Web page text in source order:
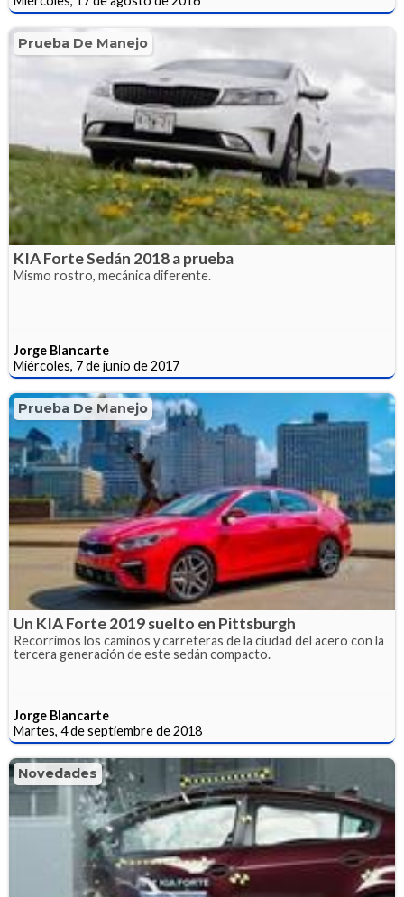
Prueba De Manejo
KIA Forte Sedán 2018 a prueba
Mismo rostro, mecánica diferente.
Jorge Blancarte
Miércoles, 7 de junio de 2017
Prueba De Manejo
Un KIA Forte 2019 suelto en Pittsburgh
Recorrimos los caminos y carreteras de la ciudad del acero con la
tercera generación de este sedán compacto.
Jorge Blancarte
Martes, 4 de septiembre de 2018
Novedades